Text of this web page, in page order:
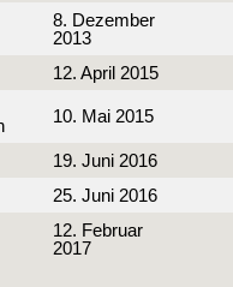
8. Dezember
2013
12. April 2015
10. Mai 2015
19. Juni 2016
25. Juni 2016
12. Februar
2017